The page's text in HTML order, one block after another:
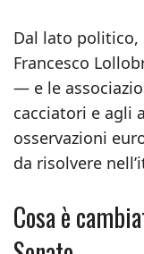
Dal lato politico,
Francesco
— e le
cacciatori e agli
osservazioni
da risolvere
Cosa è